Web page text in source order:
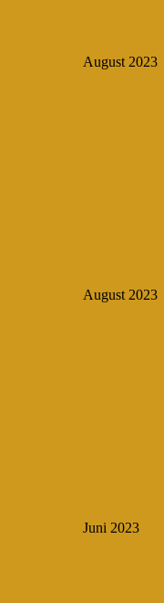
August 2023
August 2023
Juni 2023